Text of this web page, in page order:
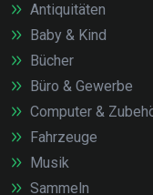
Antiquitäten
Baby & Kind
Bücher
Büro & Gewerbe
Computer &
Fahrzeuge
Musik
Sammeln